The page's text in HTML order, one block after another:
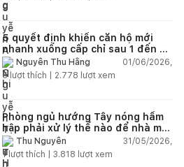
5 quyết định khiến căn hộ mới
nhanh xuống cấp chỉ sau 1 đến 2
nămNguyễn Thu Hằng
01/06/2026,
5lượt thích | 2.778 lượt xem
Phòng ngủ hướng Tây nóng hầm
hập phải xử lý thế nào để nhà mát
hơn?Thu Nguyễn
31/05/2026,
1lượt thích | 3.818 lượt xem